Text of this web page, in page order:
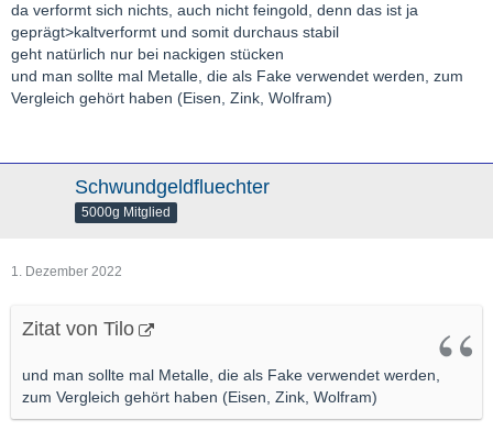
da verformt sich nichts, auch nicht feingold, denn das ist ja
geprägt>kaltverformt und somit durchaus stabil
geht natürlich nur bei nackigen stücken
und man sollte mal Metalle, die als Fake verwendet werden, zum
Vergleich gehört haben (Eisen, Zink, Wolfram)
Schwundgeldfluechter
5000g Mitglied
1. Dezember 2022
Zitat von Tilo
und man sollte mal Metalle, die als Fake verwendet werden,
zum Vergleich gehört haben (Eisen, Zink, Wolfram)